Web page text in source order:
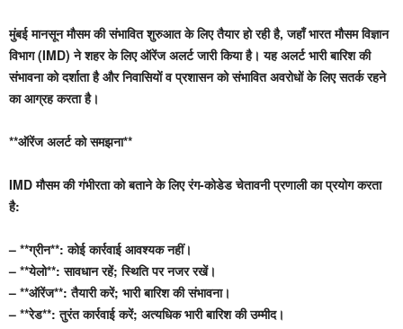
मुंबई मानसून मौसम की संभावित शुरुआत के लिए तैयार हो रही है, जहाँ भारत मौसम विज्ञान
विभाग (IMD) ने शहर के लिए ऑरेंज अलर्ट जारी किया है। यह अलर्ट भारी बारिश की
संभावना को दर्शाता है और निवासियों व प्रशासन को संभावित अवरोधों के लिए सतर्क रहने
का आग्रह करता है।
**ऑरेंज अलर्ट को समझना**
IMD मौसम की गंभीरता को बताने के लिए रंग-कोडेड चेतावनी प्रणाली का प्रयोग करता
है:
– **ग्रीन**: कोई कार्रवाई आवश्यक नहीं।
– **येलो**: सावधान रहें; स्थिति पर नजर रखें।
– **ऑरेंज**: तैयारी करें; भारी बारिश की संभावना।
– **रेड**: तुरंत कार्रवाई करें; अत्यधिक भारी बारिश की उम्मीद।